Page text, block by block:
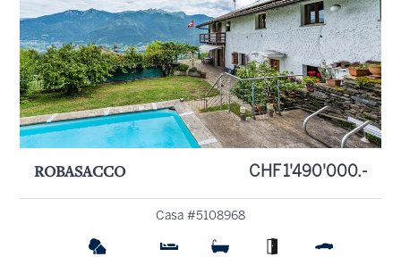
ROBASACCO CHF 1'490'000.-
Casa #5108968